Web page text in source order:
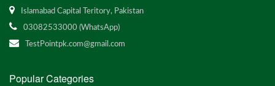
Islamabad Capital Teritory, Pakistan
03082533000 (WhatsApp)
TestPointpk.com@gmail.com
Popular Categories